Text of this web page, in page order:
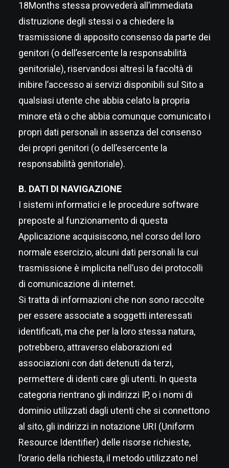
18Months stessa provvederà all’immediata
distruzione degli stessi o a chiedere la
trasmissione di apposito consenso da parte dei
genitori (o dell’esercente la responsabilità
genitoriale), riservandosi altresì la facoltà di
inibire l’accesso ai servizi disponibili sul Sito a
qualsiasi utente che abbia celato la propria
minore età o che abbia comunque comunicato i
propri dati personali in assenza del consenso
dei propri genitori (o dell’esercente la
responsabilità genitoriale).
B. DATI DI NAVIGAZIONE
I sistemi informatici e le procedure software
preposte al funzionamento di questa
Applicazione acquisiscono, nel corso del loro
normale esercizio, alcuni dati personali la cui
trasmissione è implicita nell’uso dei protocolli
di comunicazione di internet.
Si tratta di informazioni che non sono raccolte
per essere associate a soggetti interessati
identificati, ma che per la loro stessa natura,
potrebbero, attraverso elaborazioni ed
associazioni con dati detenuti da terzi,
permettere di identi care gli utenti. In questa
categoria rientrano gli indirizzi IP, o i nomi di
dominio utilizzati dagli utenti che si connettono
al sito, gli indirizzi in notazione URI (Uniform
Resource Identifier) delle risorse richieste,
l’orario della richiesta, il metodo utilizzato nel